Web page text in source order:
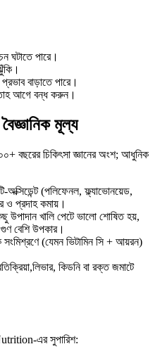
ঘটাতে পারে।
বাড়াতে পারে।
আগে বন্ধ করুন।
মূল্য
বছরের চিকিৎসা জ্ঞানের অংশ; আধুনিক
অক্সিডেন্ট (পলিফেনল, ফ্ল্যাভোনয়েড,
ও প্রদাহ কমায়।
উপাদান খালি পেটে ভালো শোষিত হয়,
গুণ বেশি উপকার।
সংমিশ্রণে (যেমন ভিটামিন সি + আয়রন)
কিডনি বা রক্ত জমাটে
এর সুপারিশ: